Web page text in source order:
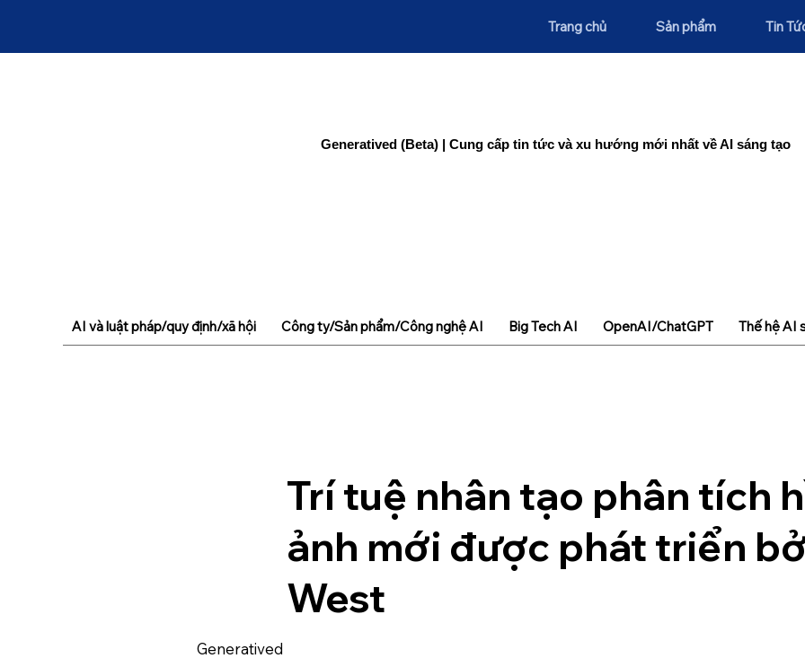
Trang chủ Sản phẩm Tin
Generatived (Beta) | Cung cấp tin tức và xu hướng mới nhất về AI sáng tạo
Trí tuệ nhân tạo phân tích
ảnh mới được phát triển
West
Generatived
AI và luật pháp/quy định/xã hội Công ty/Sản phẩm/Công nghệ AI Big Tech AI OpenAI/ChatGPT Thế hệ AI